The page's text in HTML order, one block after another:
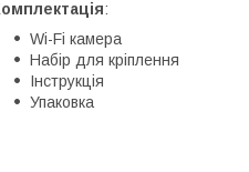
:
Wi-Fi камера
Набір для кріплення
Інструкція
Упаковка